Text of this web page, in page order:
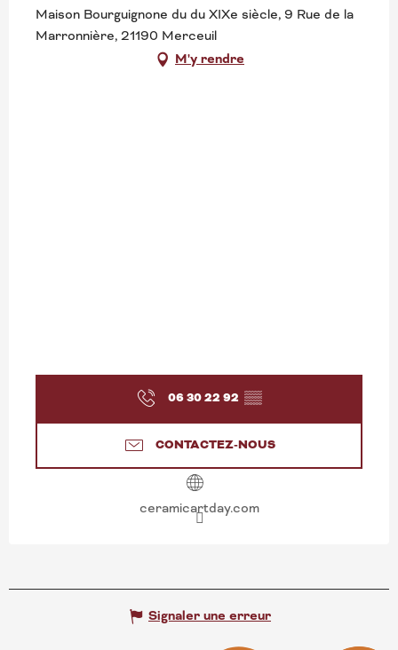
Maison Bourguignone du du XIXe siècle, 9 Rue de la
Marronnière, 21190 Merceuil
M'y rendre
06 30 22 92 ▒▒
CONTACTEZ-NOUS
ceramicartday.com
Signaler une erreur